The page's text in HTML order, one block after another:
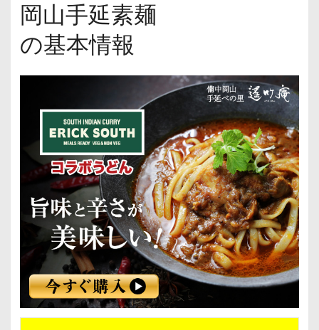
岡山手延素麺
の基本情報